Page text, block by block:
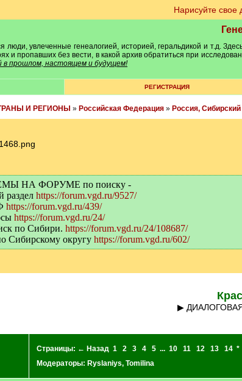
Нарисуйте свое
люди, увлеченные генеалогией, историей, геральдикой и т.д.
и пропавших без вести, в какой архив обратиться при
в прошлом, настоящем и будущем!
РЕГИСТРАЦИЯ
И РЕГИОНЫ » Российская Федерация» Россия, Сибирский
НА ФОРУМЕ по поиску -
раздел https://forum.vgd.ru/9527/
https://forum.vgd.ru/439/
https://forum.vgd.ru/24/
по Сибири. https://forum.vgd.ru/24/108687/
Сибирскому округу https://forum.vgd.ru/602/
▶
Страницы: ← Назад 1 2 3 4 5 ... 10 11 12 13 14 *
Модераторы: Ryslaniys, Tomilina